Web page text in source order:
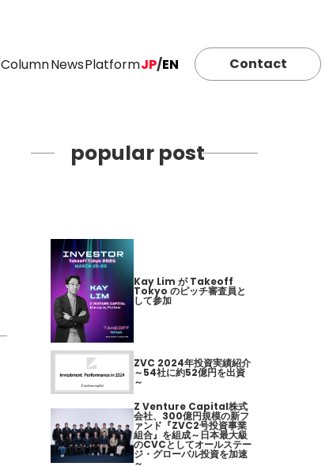
ColumnNewsPlatformJP/EN Contact
popular post
Kay Lim が Takeoff
Tokyo のピッチ審査員と
して参加
ZVC 2024年投資実績紹介
～54社に約52億円を出資
～
Z Venture Capital株式
会社、300億円規模の新フ
ァンド『ZVC2号投資事業
組合』を組成～日本最大級
のCVCとしてオールステー
ジ・グローバル投資を加速
～